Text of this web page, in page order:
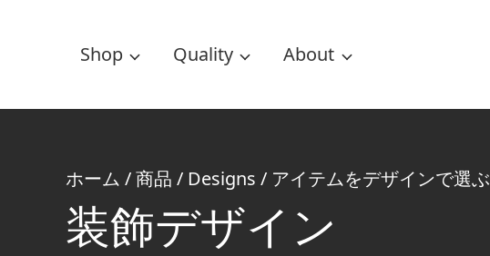
Shop Quality About
ホーム /商品 / Designs / アイテムをデザインで選ぶ
装飾デザイン